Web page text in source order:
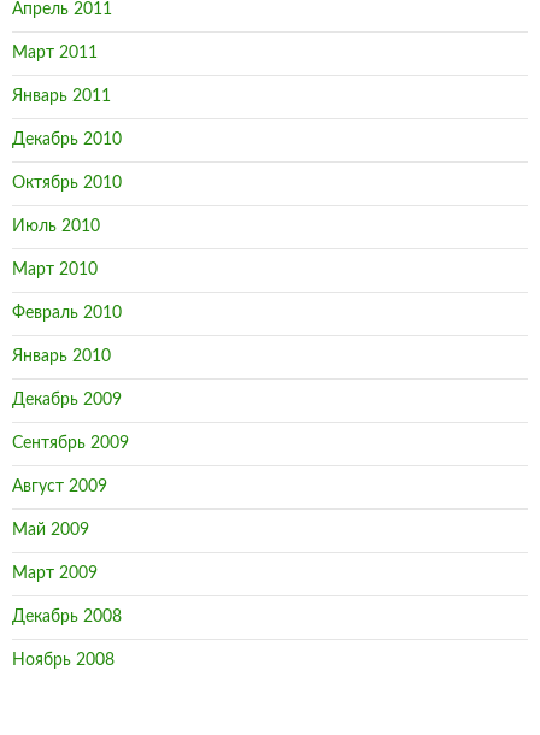
Апрель 2011
Март 2011
Январь 2011
Декабрь 2010
Октябрь 2010
Июль 2010
Март 2010
Февраль 2010
Январь 2010
Декабрь 2009
Сентябрь 2009
Август 2009
Май 2009
Март 2009
Декабрь 2008
Ноябрь 2008